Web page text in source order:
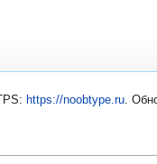
https://noobtype.ru.